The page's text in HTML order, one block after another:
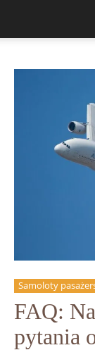
Samoloty
FAQ:
pytania